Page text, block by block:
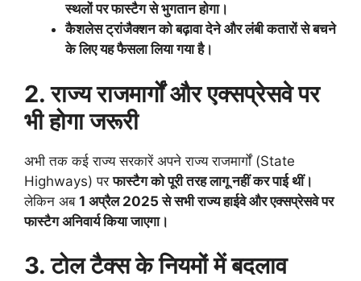
स्थलों पर फास्टैग से भुगतान होगा।
कैशलेस ट्रांजैक्शन को बढ़ावा देने और लंबी कतारों से बचने
के लिए यह फैसला लिया गया है।
2. राज्य राजमार्गों और एक्सप्रेसवे पर
भी होगा जरूरी
अभी तक कई राज्य सरकारें अपने राज्य राजमार्गों (State
Highways) परफास्टैग को पूरी तरह लागू नहीं कर पाई थीं।
लेकिन अब 1 अप्रैल 2025 से सभी राज्य हाईवे और एक्सप्रेसवे पर
फास्टैग अनिवार्य किया जाएगा।
3. टोल टैक्स के नियमों में बदलाव